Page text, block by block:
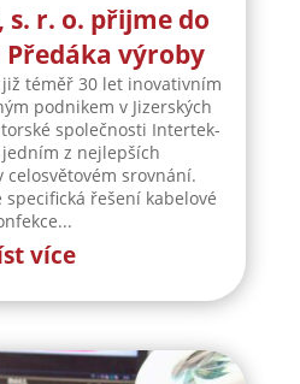
s. r. o. přijme do
výroby
již téměř 30 let inovativním
podnikem v Jizerských
společnosti Intertek-
z nejlepších
celosvětovém srovnání.
řešení kabelové
více